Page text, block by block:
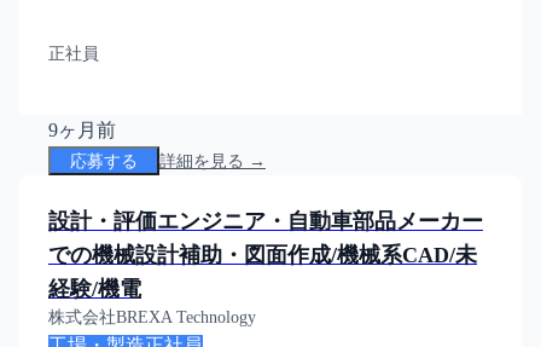
正社員
9ヶ月前
応募する 詳細を見る →
設計・評価エンジニア・自動車部品メーカー
での機械設計補助・図面作成/機械系CAD/未
経験/機電
株式会社BREXA Technology